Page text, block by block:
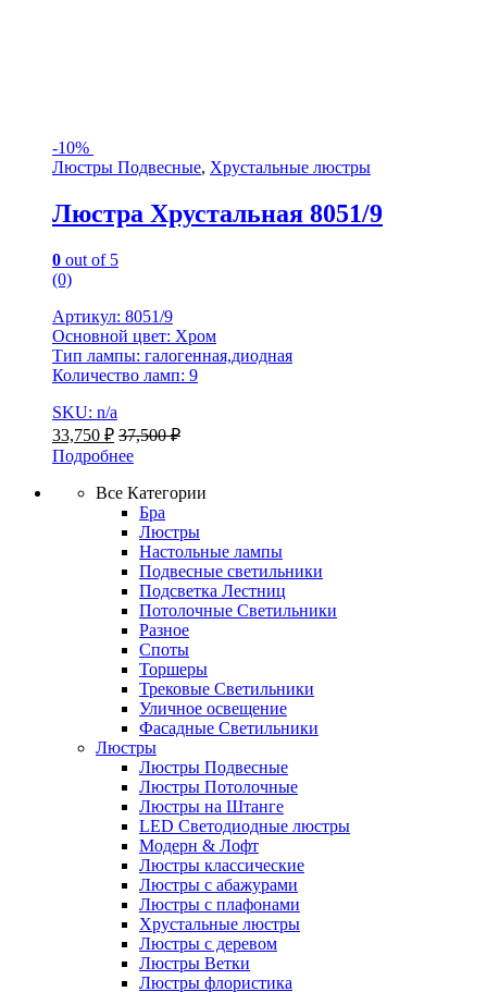
-10%
Люстры Подвесные, Хрустальные люстры
Люстра Хрустальная 8051/9
0 out of 5
(0)
Артикул: 8051/9
Основной цвет: Хром
Тип лампы: галогенная,диодная
Количество ламп: 9
SKU: n/a
33,750 ₽ 37,500₽
Подробнее
Все Категории
Бра
Люстры
Настольные лампы
Подвесные светильники
Подсветка Лестниц
Потолочные Светильники
Разное
Споты
Торшеры
Трековые Светильники
Уличное освещение
Фасадные Светильники
Люстры
Люстры Подвесные
Люстры Потолочные
Люстры на Штанге
LED Светодиодные люстры
Модерн & Лофт
Люстры классические
Люстры с абажурами
Люстры с плафонами
Хрустальные люстры
Люстры с деревом
Люстры Ветки
Люстры флористика